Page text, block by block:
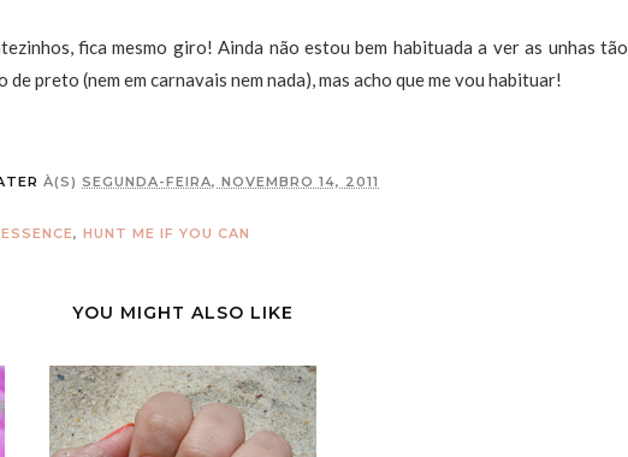
fica mesmo giro! Ainda não estou bem habituada a ver as unhas tão
preto (nem em carnavais nem nada), mas acho que me vou habituar!
À(S) SEGUNDA-FEIRA, NOVEMBRO 14, 2011
ESSENCE, HUNT ME IF YOU CAN
YOU MIGHT ALSO LIKE